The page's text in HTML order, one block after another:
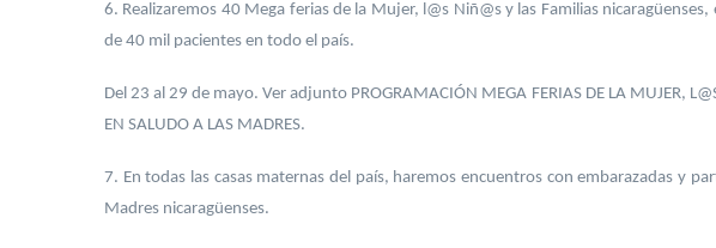
6. Realizaremos 40 Mega ferias de la Mujer, l@s Niñ@s y las Familias
de 40 mil pacientes en todo el país.
Del 23 al 29 de mayo. Ver adjunto PROGRAMACIÓN MEGA FERIAS DE LA MUJER,
EN SALUDO A LAS MADRES.
7. En todas las casas maternas del país, haremos encuentros con embarazadas y
Madres nicaragüenses.